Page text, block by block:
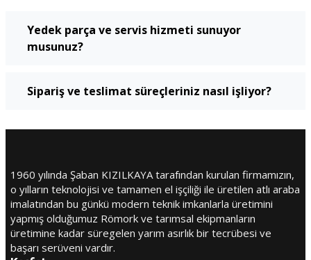
Yedek parça ve servis hizmeti sunuyor
musunuz?
Sipariş ve teslimat süreçleriniz nasıl işliyor?
1960 yılında Şaban KIZILKAYA tarafından kurulan firmamızın,
o yılların teknolojisi ve tamamen el işçiliği ile üretilen atlı araba
imalatından bu günkü modern teknik imkanlarla üretimini
yapmış olduğumuz Römork ve tarımsal ekipmanların
üretimine kadar süregelen yarım asırlık bir tecrübesi ve
başarı serüveni vardır.